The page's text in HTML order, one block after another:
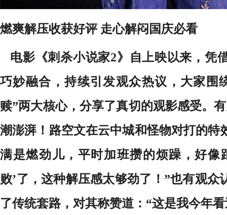
燃爽解压收获好评 走心解闷国庆必看
电影《刺杀小说家2》自上映以来，凭
巧妙融合，持续引发观众热议，大家围
赎”两大核心，分享了真切的观影感受。
潮澎湃！路空文在云中城和怪物对打的特
满是燃劲儿，平时加班攒的烦躁，好像
败’了，这种解压感太够劲了！”也有观众
了传统套路，对其称赞道：“这是我今年